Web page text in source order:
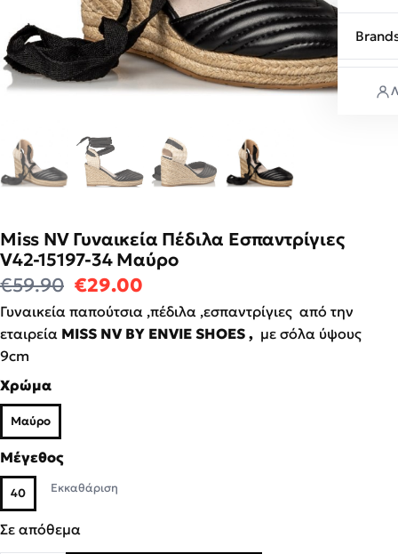
Miss NV Γυναικεία Πέδιλα Εσπαντρίγιες
V42-15197-34 Mαύρο
€59.90 Original price was: €59.90.
€29.00
Γυναικεία παπούτσια ,πέδιλα ,εσπαντρίγιες από την
εταιρεία MISS NV BY ENVIE SHOES , με σόλα ύψους
9cm
Χρώμα
Μαύρο
Μέγεθος
40 Εκκαθάριση
Σε απόθεμα